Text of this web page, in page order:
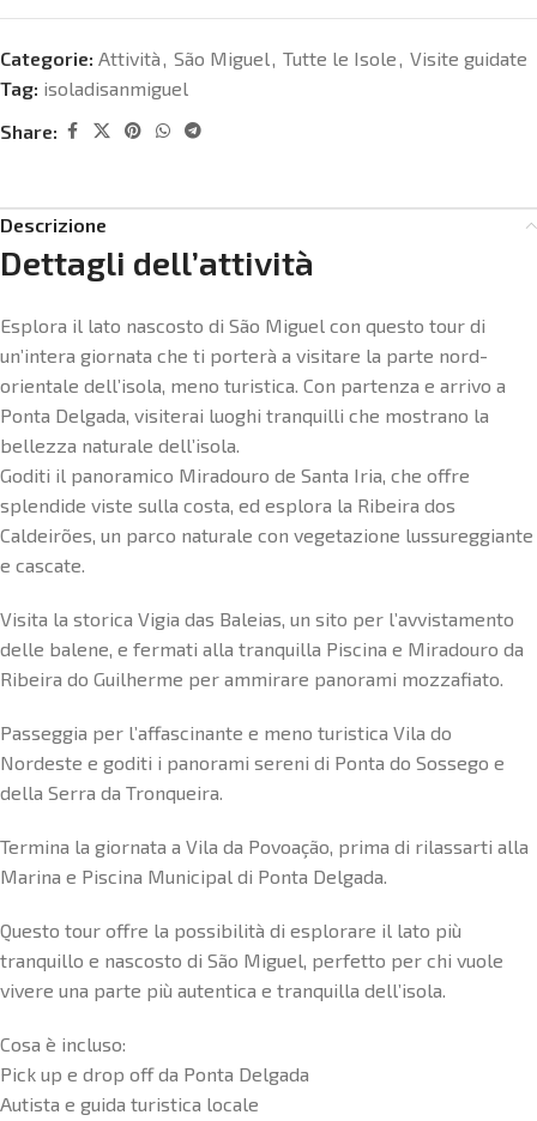
Categorie: Attività, São Miguel, Tutte le Isole, Visite guidate
Tag: isoladisanmiguel
Share:
Descrizione
Dettagli dell’attività
Esplora il lato nascosto di São Miguel con questo tour di
un’intera giornata che ti porterà a visitare la parte nord-
orientale dell’isola, meno turistica. Con partenza e arrivo a
Ponta Delgada, visiterai luoghi tranquilli che mostrano la
bellezza naturale dell’isola.
Goditi il panoramico Miradouro de Santa Iria, che offre
splendide viste sulla costa, ed esplora la Ribeira dos
Caldeirões, un parco naturale con vegetazione lussureggiante
e cascate.
Visita la storica Vigia das Baleias, un sito per l’avvistamento
delle balene, e fermati alla tranquilla Piscina e Miradouro da
Ribeira do Guilherme per ammirare panorami mozzafiato.
Passeggia per l’affascinante e meno turistica Vila do
Nordeste e goditi i panorami sereni di Ponta do Sossego e
della Serra da Tronqueira.
Termina la giornata a Vila da Povoação, prima di rilassarti alla
Marina e Piscina Municipal di Ponta Delgada.
Questo tour offre la possibilità di esplorare il lato più
tranquillo e nascosto di São Miguel, perfetto per chi vuole
vivere una parte più autentica e tranquilla dell’isola.
Cosa è incluso:
Pick up e drop off da Ponta Delgada
Autista e guida turistica locale